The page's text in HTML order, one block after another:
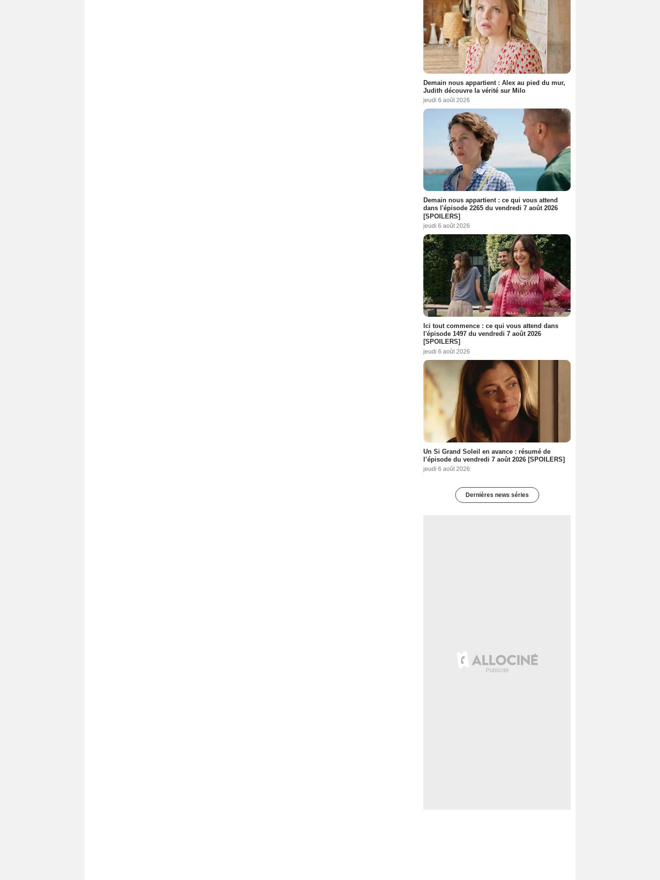
Demain nous appartient : Alex au pied du mur,
Judith découvre la vérité sur Milo
jeudi 6 août 2026
Demain nous appartient : ce qui vous attend
dans l'épisode 2265 du vendredi 7 août 2026
[SPOILERS]
jeudi 6 août 2026
Ici tout commence : ce qui vous attend dans
l'épisode 1497 du vendredi 7 août 2026
[SPOILERS]
jeudi 6 août 2026
Un Si Grand Soleil en avance : résumé de
l’épisode du vendredi 7 août 2026 [SPOILERS]
jeudi 6 août 2026
Dernières news séries